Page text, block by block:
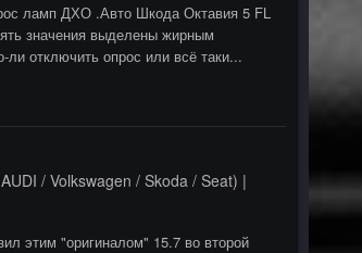
ламп ДХО .Авто Шкода Октавия 5 FL
значения выделены жирным
отключить опрос или всё таки...
/ Volkswagen / Skoda / Seat) |
этим "оригиналом" 15.7 во второй